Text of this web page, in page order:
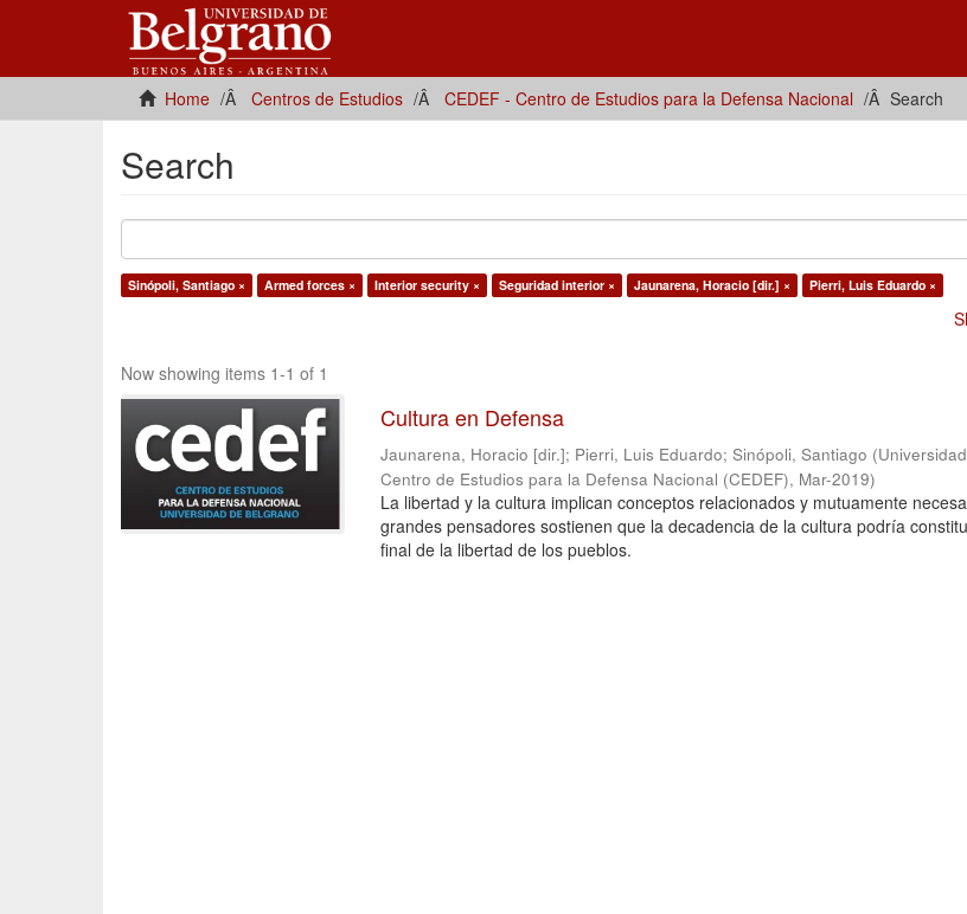
Home Centros de Estudios CEDEF - Centro de Estudios para la Defensa Nacional Search
Search
Sinópoli, Santiago × Armed forces × Interior security × Seguridad interior × Jaunarena, Horacio [dir.] × Pierri, Luis Eduardo ×
Now showing items 1-1 of 1
Cultura en Defensa
Jaunarena, Horacio [dir.]; Pierri, Luis Eduardo;Sinópoli, Santiago (
Centro de Estudios para la Defensa Nacional (CEDEF), Mar-2019)
La libertad y la cultura implican conceptos relacionados y mutuamente
grandes pensadores sostienen que la decadencia de la cultura podría
final de la libertad de los pueblos.